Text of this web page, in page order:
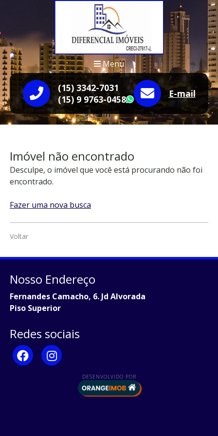
Menu
(15) 3342-7031
(15) 9 9763-0458
WhatsApp
E-mail
Imóvel não encontrado
Desculpe, o imóvel que você está procurando não foi
encontrado.
Fazer uma nova busca
Voltar
Nosso Endereço
Fernandes Camacho, 6. Jd Alvorada
Piso Superior
Redes sociais
DESENVOLVIDO POR